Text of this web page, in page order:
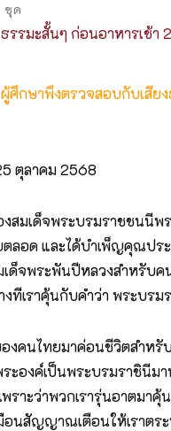
ชุด
ธรรมะสั้นๆ ก่อนอาหารเช้า
กษาพึงตรวจสอบกับเสี
ตุลาคม 2568
สมเด็จพระบรมราชชนนี
ลอด และได้บำเพ็ญคุณป
จพระพันปีหลวงสำหรับ
เราคุ้นกับคำว่า พระบร
องคนไทยมาค่อนชีวิตส
ะองค์เป็นพระบรมราชิ
าะว่าพวกเรารุ่นอาตมา
อนสัญญาณเตือนให้เราตร